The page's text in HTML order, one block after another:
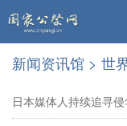
新闻资讯馆 > 世
日本媒体人持续追寻